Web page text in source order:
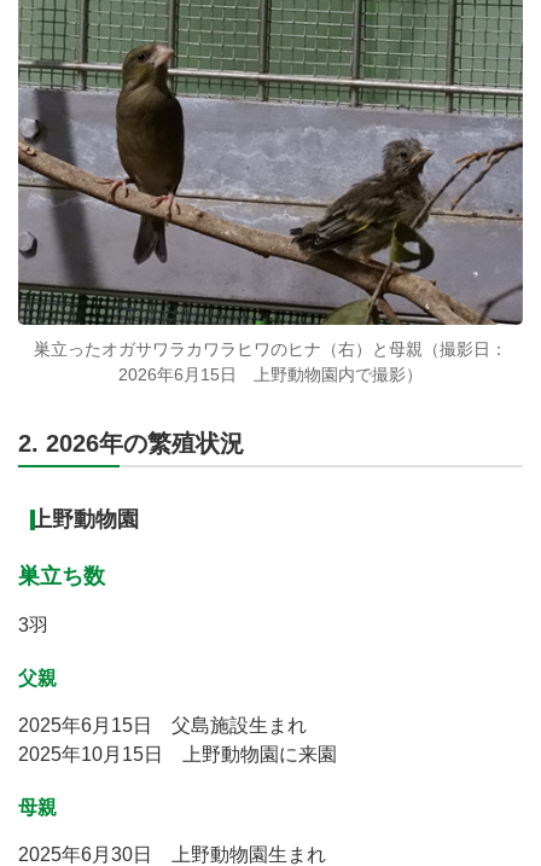
巣立ったオガサワラカワラヒワのヒナ（右）と母親（撮影日：
2026年6月15日 上野動物園内で撮影）
2. 2026年の繁殖状況
上野動物園
巣立ち数
3羽
父親
2025年6月15日 父島施設生まれ
2025年10月15日 上野動物園に来園
母親
2025年6月30日 上野動物園生まれ